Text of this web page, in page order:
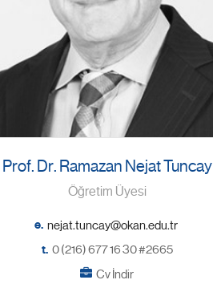
Prof. Dr. Ramazan Nejat Tuncay
Öğretim Üyesi
e.
t. 0 (216) 677 16 30 #2665
Cv İndir